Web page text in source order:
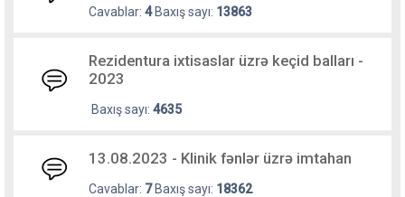
Cavablar: 4Baxış sayı: 13863
Rezidentura ixtisaslar üzrə keçid balları -
2023
Baxış sayı: 4635
13.08.2023 - Klinik fənlər üzrə imtahan
Cavablar: 7Baxış sayı: 18362